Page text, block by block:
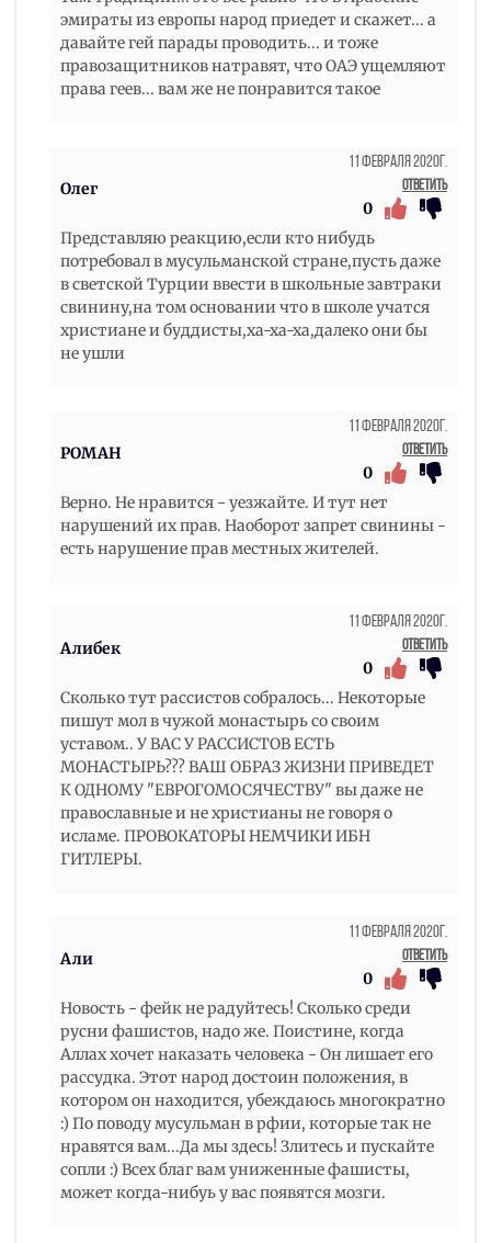
эмираты из европы народ приедет и скажет... а
давайте гей парады проводить... и тоже
правозащитников натравят, что ОАЭ ущемляют
права геев... вам же не понравится такое
Олег
11 Февраля 2020г.
Ответить
0
Представляю реакцию,если кто нибудь
потребовал в мусульманской стране,пусть даже
в светской Турции ввести в школьные завтраки
свинину,на том основании что в школе учатся
христиане и буддисты,ха-ха-ха,далеко они бы
не ушли
РОМАН
11 Февраля 2020г.
Ответить
0
Верно. Не нравится - уезжайте. И тут нет
нарушений их прав. Наоборот запрет свинины -
есть нарушение прав местных жителей.
Алибек
11 Февраля 2020г.
Ответить
0
Сколько тут рассистов собралось... Некоторые
пишут мол в чужой монастырь со своим
уставом.. У ВАС У РАССИСТОВ ЕСТЬ
МОНАСТЫРЬ??? ВАШ ОБРАЗ ЖИЗНИ ПРИВЕДЕТ
К ОДНОМУ "ЕВРОГОМОСЯЧЕСТВУ" вы даже не
православные и не христианы не говоря о
исламе. ПРОВОКАТОРЫ НЕМЧИКИ ИБН
ГИТЛЕРЫ.
Али
11 Февраля 2020г.
Ответить
0
Новость - фейк не радуйтесь! Сколько среди
русни фашистов, надо же. Поистине, когда
Аллах хочет наказать человека - Он лишает его
рассудка. Этот народ достоин положения, в
котором он находится, убеждаюсь многократно
:) По поводу мусульман в рфии, которые так не
нравятся вам...Да мы здесь! Злитесь и пускайте
сопли :) Всех благ вам униженные фашисты,
может когда-нибуь у вас появятся мозги.